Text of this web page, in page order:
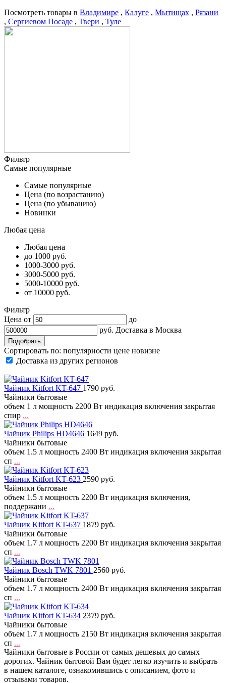
Посмотреть товары в Владимире , Калуге , Мытищах , Рязани
, Сергиевом Посаде , Твери , Туле
Фильтр
Самые популярные
Самые популярные
Цена (по возрастанию)
Цена (по убыванию)
Новинки
Любая цена
Любая цена
до 1000 руб.
1000-3000 руб.
3000-5000 руб.
5000-10000 руб.
от 10000 руб.
Фильтр
Цена от
до
руб. Доставка в Москва
Сортировать по: популярности цене новизне
Доставка из других регионов
Чайник Kitfort KT-647 1790 руб.
Чайники бытовые
объем 1 л мощность 2200 Вт индикация включения закрытая
спир ...
Чайник Philips HD4646 1649 руб.
Чайники бытовые
объем 1.5 л мощность 2400 Вт индикация включения закрытая
сп ...
Чайник Kitfort KT-623 2590 руб.
Чайники бытовые
объем 1.5 л мощность 2200 Вт индикация включения,
поддержани ...
Чайник Kitfort KT-637 1879 руб.
Чайники бытовые
объем 1.7 л мощность 2200 Вт индикация включения закрытая
сп ...
Чайник Bosch TWK 7801 2560 руб.
Чайники бытовые
объем 1.7 л мощность 2400 Вт индикация включения закрытая
сп ...
Чайник Kitfort KT-634 2379 руб.
Чайники бытовые
объем 1.7 л мощность 2150 Вт индикация включения закрытая
сп ...
Чайники бытовые в России от самых дешевых до самых
дорогих. Чайник бытовой Вам будет легко изучить и выбрать
в нашем каталоге, ознакомившись с описанием, фото и
отзывами товаров.